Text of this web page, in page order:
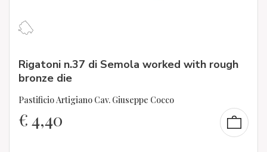
Rigatoni n.37 di Semola worked with rough
bronze die
Pastificio Artigiano Cav. Giuseppe Cocco
€4,40